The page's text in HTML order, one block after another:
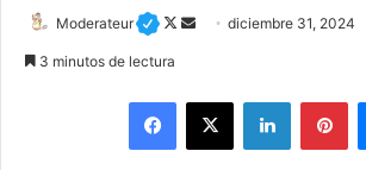
Moderateur
F
a
diciembre 31, 2024
3 minutos de lectura